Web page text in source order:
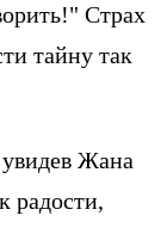
Страх
тайну так
Жана
радости,